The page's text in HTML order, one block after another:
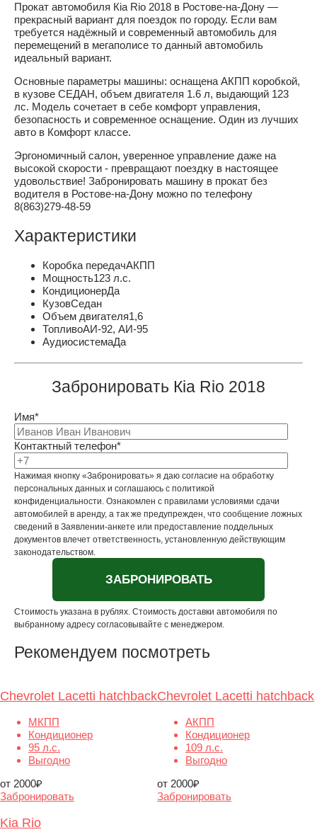
Прокат автомобиля Кia Rio 2018 в Ростове-на-Дону —
прекрасный вариант для поездок по городу. Если вам
требуется надёжный и современный автомобиль для
перемещений в мегаполисе то данный автомобиль
идеальный вариант.
Основные параметры машины: оснащена АКПП коробкой,
в кузове СЕДАН, объем двигателя 1.6 л, выдающий 123
лс. Модель сочетает в себе комфорт управления,
безопасность и современное оснащение. Один из лучших
авто в Комфорт классе.
Эргономичный салон, уверенное управление даже на
высокой скорости - превращают поездку в настоящее
удовольствие! Забронировать машину в прокат без
водителя в Ростове-на-Дону можно по телефону
8(863)279-48-59
Характеристики
Коробка передачАКПП
Мощность123 л.с.
КондиционерДа
КузовСедан
Объем двигателя1,6
ТопливоАИ-92, АИ-95
АудиосистемаДа
Забронировать Кia Rio 2018
Имя*
Контактный телефон*
Нажимая кнопку «Забронировать» я даю согласие на обработку
персональных данных и соглашаюсь с политикой
конфиденциальности. Ознакомлен с правилами условиями сдачи
автомобилей в аренду, а так же предупрежден, что сообщение ложных
сведений в Заявлении-анкете или предоставление поддельных
документов влечет ответственность, установленную действующим
законодательством.
ЗАБРОНИРОВАТЬ
Стоимость указана в рублях. Стоимость доставки автомобиля по
выбранному адресу согласовывайте с менеджером.
Рекомендуем посмотреть
Сhevrolet Lacetti hatchback
МКПП
Кондиционер
95 л.с.
Выгодно
от 2000₽
Забронировать
Chevrolet Lacetti hatchback
АКПП
Кондиционер
109 л.с.
Выгодно
от 2000₽
Забронировать
Kia Rio